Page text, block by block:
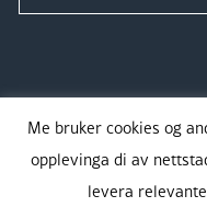
Me bruker cookies og
opplevinga di av
levera